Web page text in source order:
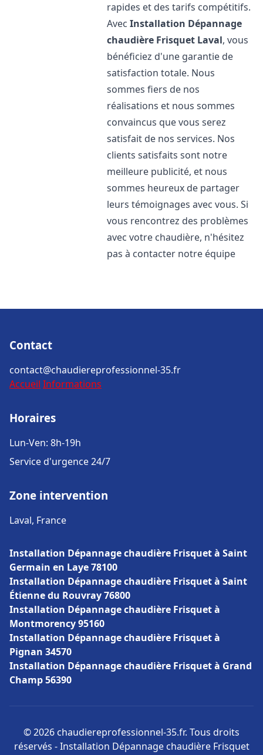
rapides et des tarifs compétitifs.
AvecInstallation Dépannage
chaudière Frisquet Laval, vous
bénéficiez d'une garantie de
satisfaction totale. Nous
sommes fiers de nos
réalisations et nous sommes
convaincus que vous serez
satisfait de nos services. Nos
clients satisfaits sont notre
meilleure publicité, et nous
sommes heureux de partager
leurs témoignages avec vous. Si
vous rencontrez des problèmes
avec votre chaudière, n'hésitez
pas à contacter notre équipe
Contact
contact@chaudiereprofessionnel-35.fr
Accueil Informations
Horaires
Lun-Ven: 8h-19h
Service d'urgence 24/7
Zone intervention
Laval, France
Installation Dépannage chaudière Frisquet à Saint
Germain en Laye 78100
Installation Dépannage chaudière Frisquet à Saint
Étienne du Rouvray 76800
Installation Dépannage chaudière Frisquet à
Montmorency 95160
Installation Dépannage chaudière Frisquet à
Pignan 34570
Installation Dépannage chaudière Frisquet à Grand
Champ 56390
© 2026 chaudiereprofessionnel-35.fr. Tous droits
réservés - Installation Dépannage chaudière Frisquet